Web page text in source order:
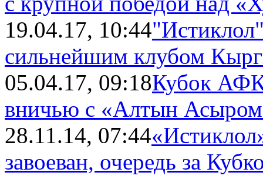
19.04.17, 10:44
сильнейшим клубом
05.04.17, 09:18Кубок
вничью с «Алтын
28.11.14, 07:44
завоеван, очередь за